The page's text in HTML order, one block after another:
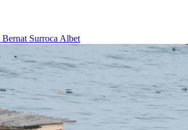
Bernat Surroca Albet